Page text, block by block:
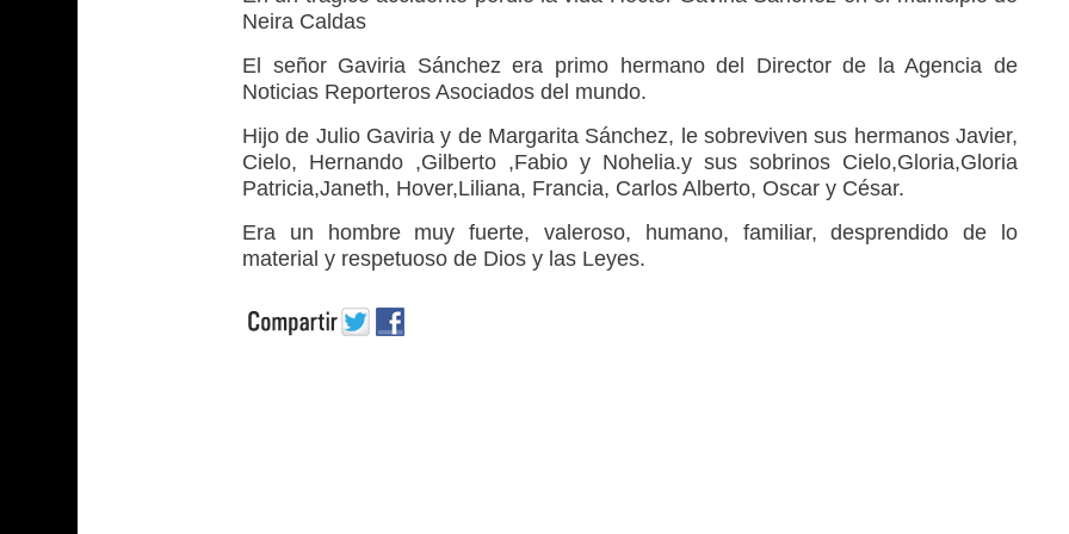
Neira Caldas
El señor Gaviria Sánchez era primo hermano del Director de la Agencia de
Noticias Reporteros Asociados del mundo.
Hijo de Julio Gaviria y de Margarita Sánchez, le sobreviven sus hermanos Javier,
Cielo, Hernando ,Gilberto ,Fabio y Nohelia.y sus sobrinos Cielo,Gloria,Gloria
Patricia,Janeth, Hover,Liliana, Francia, Carlos Alberto, Oscar y César.
Era un hombre muy fuerte, valeroso, humano, familiar, desprendido de lo
material y respetuoso de Dios y las Leyes.